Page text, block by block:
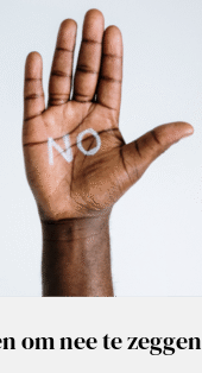
om nee te zeggen